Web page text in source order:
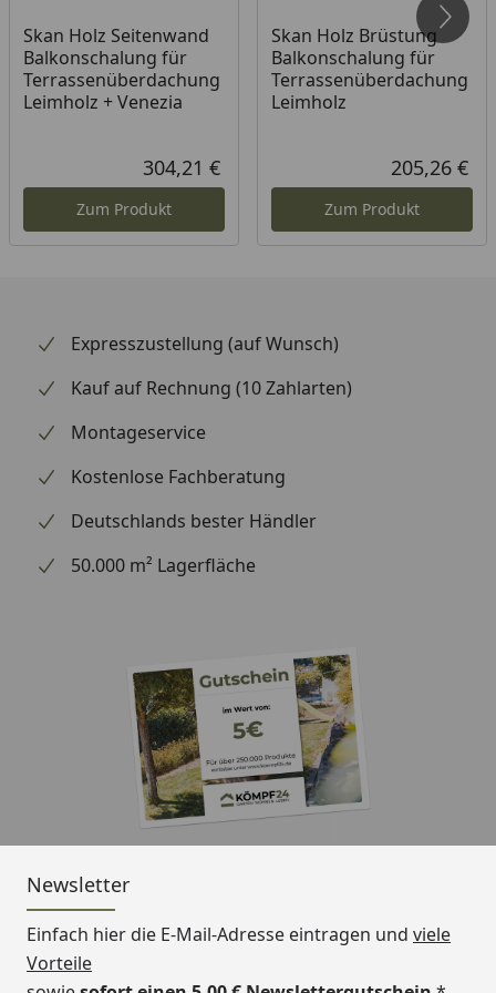
230 cm (Größe 4)
Höhe hinten
257 cm (Größe 1)
269 cm (Größe 3)
279 cm (Größe 4)
(Größe 1)
sk = 1,35 kN/m
sk = 1,45 kN/m
Plattenfarbe klar
(Standard)
Optional auch in
bronze oder opal
lieferbar, bitte
sprechen Sie uns an!
Vorbehandlung in
eiche hell, nussbaum,
weiß, schiefergrau
Skan Holz Seitenwand
Balkonschalung für
Terrassenüberdachung
Leimholz + Venezia
Aktueller Preis
304,21 €
Zum Produkt
Skan Holz Brüstung
Balkonschalung für
Terrassenüberdachung
Leimholz
205,26 €
Zum Produkt
Expresszustellung (auf Wunsch)
Kauf auf Rechnung (10 Zahlarten)
Montageservice
Kostenlose Fachberatung
Deutschlands bester Händler
50.000 m² Lagerfläche
Newsletter
Einfach hier die E-Mail-Adresse eintragen und viele
Vorteile